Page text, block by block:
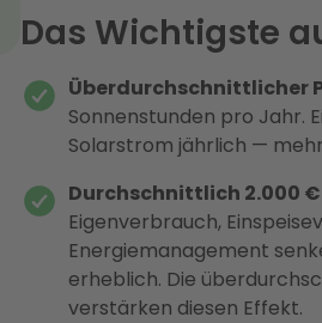
Das Wichtigste
Überdurchschnittlicher
Sonnenstunden pro Jahr.
Solarstrom jährlich —
Durchschnittlich 2.000
Eigenverbrauch,
Energiemanagement
erheblich. Die
verstärken diesen Effekt.